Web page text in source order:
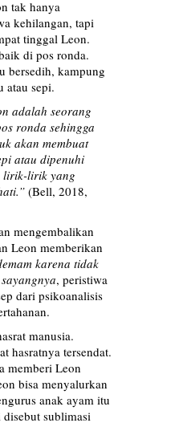
tak hanya
kehilangan, tapi
tinggal Leon.
di pos ronda.
bersedih, kampung
atau sepi.
adalah seorang
ronda sehingga
akan membuat
atau dipenuhi
lirik-lirik yang
(Bell, 2018,
mengembalikan
Leon memberikan
karena tidak
, peristiwa
dari psikoanalisis
manusia.
hasratnya tersendat.
memberi Leon
bisa menyalurkan
anak ayam itu
disebut sublimasi